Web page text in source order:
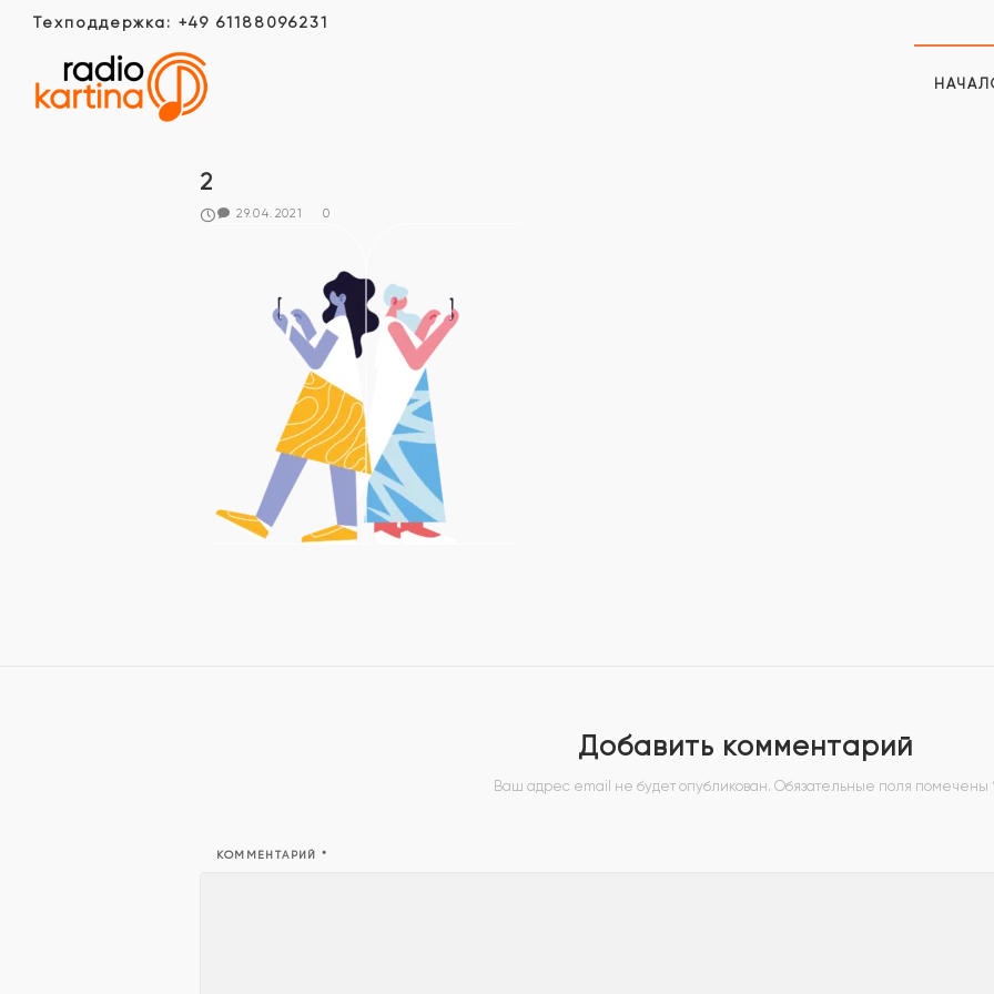
Техподдержка: +49 61188096231
2
29.04.2021 0
Добавить комментарий
Ваш адрес email не будет опубликован. Обязательные поля помечены
КОММЕНТАРИЙ*